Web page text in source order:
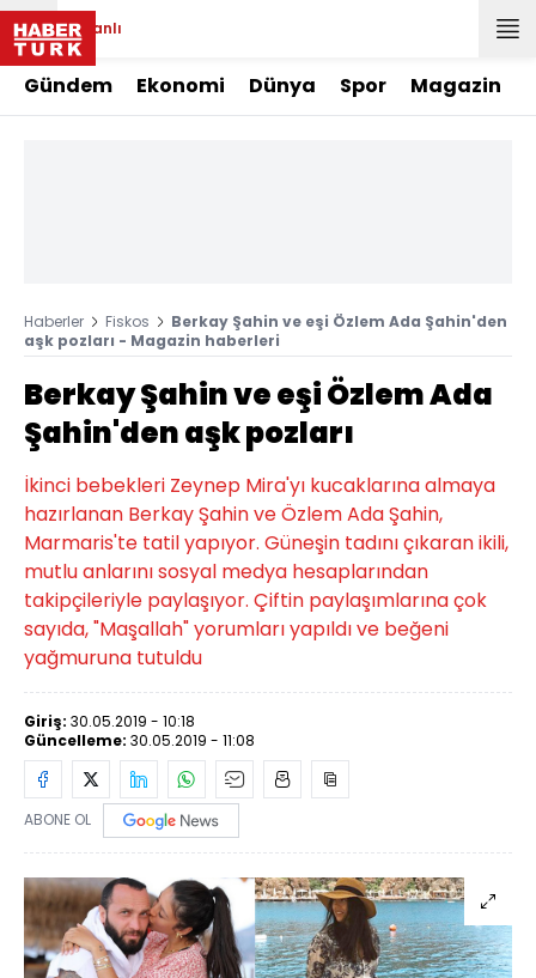
Canlı
Gündem Ekonomi Dünya Spor Magazin
Haberler Fiskos
Berkay Şahin ve eşi Özlem Ada Şahin'den
aşk pozları - Magazin haberleri
Berkay Şahin ve eşi Özlem Ada
Şahin'den aşk pozları
İkinci bebekleri Zeynep Mira'yı kucaklarına almaya
hazırlanan Berkay Şahin ve Özlem Ada Şahin,
Marmaris'te tatil yapıyor. Güneşin tadını çıkaran ikili,
mutlu anlarını sosyal medya hesaplarından
takipçileriyle paylaşıyor. Çiftin paylaşımlarına çok
sayıda, "Maşallah" yorumları yapıldı ve beğeni
yağmuruna tutuldu
Giriş: 30.05.2019 - 10:18
Güncelleme: 30.05.2019 - 11:08
ABONE OL